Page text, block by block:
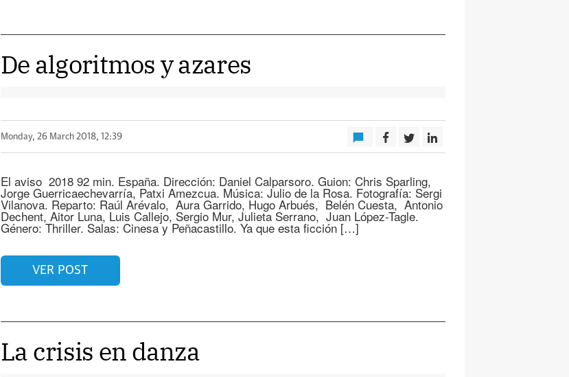
De algoritmos y azares
Monday, 26 March 2018, 12:39
El aviso 2018 92 min. España. Dirección: Daniel Calparsoro. Guion: Chris Sparling,
Jorge Guerricaechevarría, Patxi Amezcua. Música: Julio de la Rosa. Fotografía: Sergi
Vilanova. Reparto: Raúl Arévalo, Aura Garrido, Hugo Arbués, Belén Cuesta, Antonio
Dechent, Aitor Luna, Luis Callejo, Sergio Mur, Julieta Serrano, Juan López-Tagle.
Género: Thriller. Salas: Cinesa y Peñacastillo. Ya que esta ficción […]
VER POST
La crisis en danza